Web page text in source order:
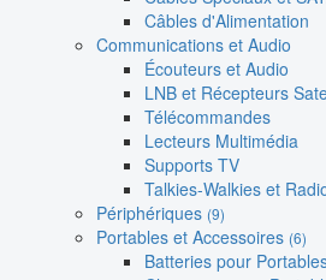
Câbles d'Alimentation
Communications et Audio
Écouteurs et Audio
LNB et Récepteurs
Télécommandes
Lecteurs Multimédia
Supports TV
Talkies-Walkies et
Périphériques (9)
Portables et Accessoires (6)
Batteries pour